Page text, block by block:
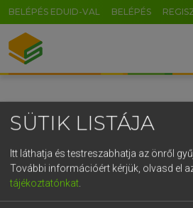
BELÉPÉS EDUID-VAL BELÉPÉS
SÜTIK LISTÁJA
Itt láthatja és testreszabhatja az önről
További információért kérjük, olvasd el
tájékoztatónkat
GR
5
g h k l
v b n m , .